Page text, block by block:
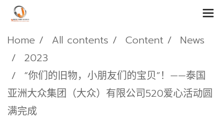
Home All contents Content
News
2023
“你们的旧物，小朋友们的宝贝”！——泰国
亚洲大众集团（大众）有限公司520爱心活动圆
满完成